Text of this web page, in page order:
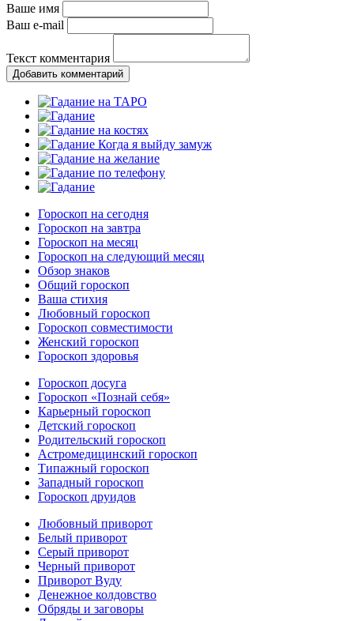
Ваше имя
Ваш e-mail
Текст комментария
Добавить комментарий
Гороскоп на сегодня
Гороскоп на завтра
Гороскоп на месяц
Гороскоп на следующий месяц
Обзор знаков
Общий гороскоп
Ваша стихия
Любовный гороскоп
Гороскоп совместимости
Женский гороскоп
Гороскоп здоровья
Гороскоп досуга
Гороскоп «Познай себя»
Карьерный гороскоп
Детский гороскоп
Родительский гороскоп
Астромедицинский гороскоп
Типажный гороскоп
Западный гороскоп
Гороскоп друидов
Любовный приворот
Белый приворот
Серый приворот
Черный приворот
Приворот Вуду
Денежное колдовство
Обряды и заговоры